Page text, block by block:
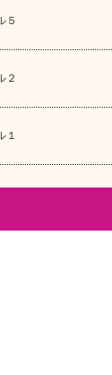
５
２
１